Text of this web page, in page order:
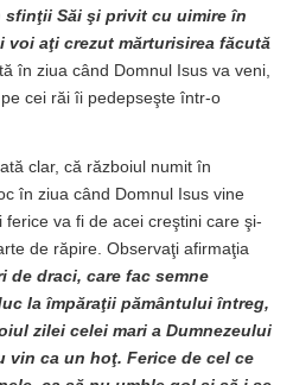
sfinţii Săi şi privit cu uimire în
aţi crezut mărturisirea făcută
în ziua când Domnul Isus va veni,
cei răi îi pedepseşte într-o
clar, că războiul numit în
în ziua când Domnul Isus vine
va fi de acei creştini care şi-
de răpire. Observaţi afirmaţia
de draci, care fac semne
la împăraţii pământului întreg,
zilei celei mari a Dumnezeului
vin ca un hoţ. Ferice de cel ce